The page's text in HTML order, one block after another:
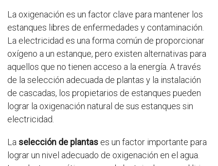
La oxigenación es un factor clave para mantener los
estanques libres de enfermedades y contaminación.
La electricidad es una forma común de proporcionar
oxígeno a un estanque, pero existen alternativas para
aquellos que no tienen acceso a la energía. A través
de la selección adecuada de plantas y la instalación
de cascadas, los propietarios de estanques pueden
lograr la oxigenación natural de sus estanques sin
electricidad.
La selección de plantas es un factor importante para
lograr un nivel adecuado de oxigenación en el agua.